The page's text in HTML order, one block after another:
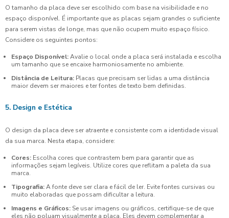
O tamanho da placa deve ser escolhido com base na visibilidade e no
espaço disponível. É importante que as placas sejam grandes o suficiente
para serem vistas de longe, mas que não ocupem muito espaço físico.
Considere os seguintes pontos:
Espaço Disponível:Avalie o local onde a placa será instalada e escolha
um tamanho que se encaixe harmoniosamente no ambiente.
Distância de Leitura: Placas que precisam ser lidas a uma distância
maior devem ser maiores e ter fontes de texto bem definidas.
5. Design e Estética
O design da placa deve ser atraente e consistente com a identidade visual
da sua marca. Nesta etapa, considere:
Cores: Escolha cores que contrastem bem para garantir que as
informações sejam legíveis. Utilize cores que reflitam a paleta da sua
marca.
Tipografia:A fonte deve ser clara e fácil de ler. Evite fontes cursivas ou
muito elaboradas que possam dificultar a leitura.
Imagens e Gráficos: Se usar imagens ou gráficos, certifique-se de que
eles não poluam visualmente a placa. Eles devem complementar a